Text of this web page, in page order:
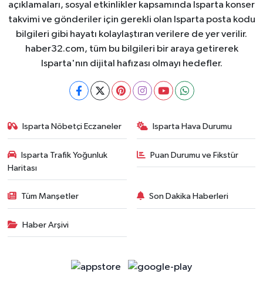
açıklamaları, sosyal etkinlikler kapsamında Isparta konser
takvimi ve gönderiler için gerekli olan Isparta posta kodu
bilgileri gibi hayatı kolaylaştıran verilere de yer verilir.
haber32.com, tüm bu bilgileri bir araya getirerek
Isparta'nın dijital hafızası olmayı hedefler.
Isparta Nöbetçi Eczaneler Isparta Hava Durumu
Isparta Trafik Yoğunluk
Haritası
Puan Durumu ve Fikstür
Tüm Manşetler Son Dakika Haberleri
Haber Arşivi